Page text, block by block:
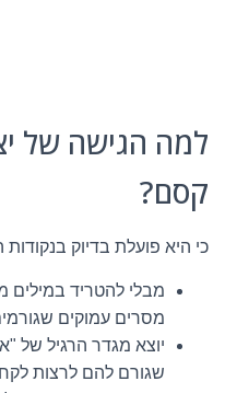
למה הגישה של
קסם?
כי היא פועלת בדיוק
מבלי להטריד
מסרים עמוקים
יוצא מגדר הרגיל של
שגורם להם לרצות